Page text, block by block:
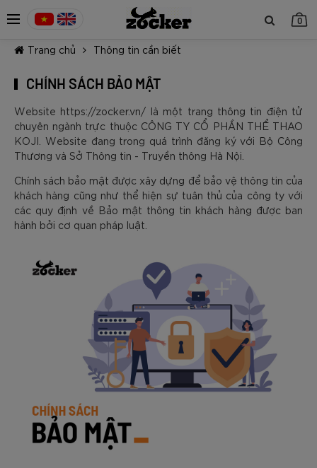
0
TIẾP TỤC MUA HÀNG
Trang chủ Thông tin cần biết
CHÍNH SÁCH BẢO MẬT
Website https://zocker.vn/ là một trang thông tin điện tử
chuyên ngành trực thuộc CÔNG TY CỔ PHẦN THỂ THAO
KOJI. Website đang trong quá trình đăng ký với Bộ Công
Thương và Sở Thông tin - Truyền thông Hà Nội.
Chính sách bảo mật được xây dựng để bảo vệ thông tin của
khách hàng cũng như thể hiện sự tuân thủ của công ty với
các quy định về Bảo mật thông tin khách hàng được ban
hành bởi cơ quan pháp luật.